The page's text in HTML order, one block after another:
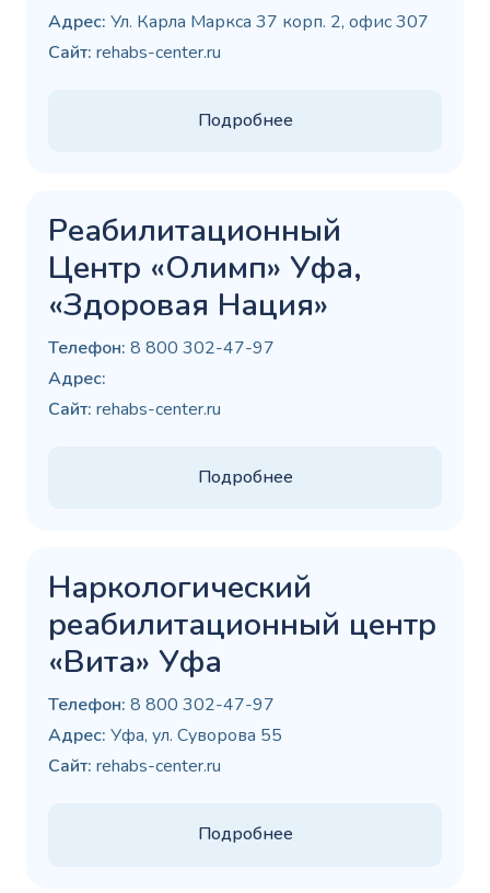
Адрес: Ул. Карла Маркса 37 корп. 2, офис 307
Сайт: rehabs-center.ru
Подробнее
Реабилитационный
Центр «Олимп» Уфа,
«Здоровая Нация»
Телефон: 8 800 302-47-97
Адрес:
Сайт: rehabs-center.ru
Подробнее
Наркологический
реабилитационный центр
«Вита» Уфа
Телефон: 8 800 302-47-97
Адрес: Уфа, ул. Суворова 55
Сайт: rehabs-center.ru
Подробнее